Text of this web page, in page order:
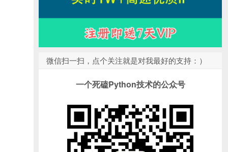
微信扫一扫，点个关注就是对我最好的支持：）
一个死磕Python技术的公众号